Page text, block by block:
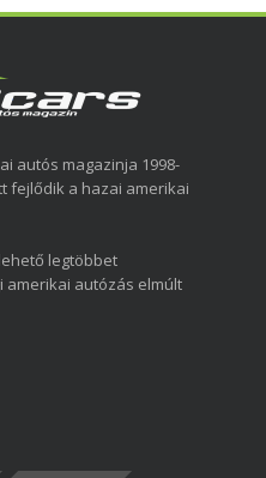
autós magazinja 1998-
fejlődik a hazai amerikai
legtöbbet
amerikai autózás elmúlt